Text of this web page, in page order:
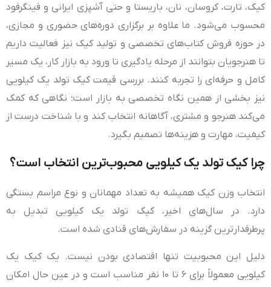
کیک، تارت، کروسان، نان، باریستا و حتی آشپزی ایرانی و فینگرفود
محسوب می‌شود. ما علاوه بر برگزاری دوره‌های حضوری و مجازی،
در حوزه فروش کتاب‌های تخصصی و تولید کیک نیز فعالیت داریم
تا هنرجویان بتوانند از مرحله یادگیری تا ورود به بازار کار، یک مسیر
کامل و حرفه‌ای را تجربه کنند. بررسی قیمت کیک تولد یک کیلویی
نیز بخشی از همین نگاه تخصصی به بازار است؛ نگاهی که کمک
می‌کند هنرجو و مشتری، آگاهانه انتخاب کند و با شناخت درست از
کیفیت، مهارت و هزینه‌ها تصمیم بگیرد.
چرا کیک تولد یک کیلویی محبوب‌ترین انتخاب است؟
انتخاب وزن کیک همیشه به تعداد مهمانان و نوع مراسم بستگی
دارد. در سال‌های اخیر، کیک تولد یک کیلویی تبدیل به
پرطرفدارترین گزینه در سفارش‌های قنادی شده است.
دلیل این محبوبیت تنها اقتصادی بودن نیست. یک کیک یک
کیلویی معمولاً برای ۶ تا ۱۰ نفر مناسب است و در عین حال امکان